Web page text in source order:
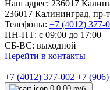
Наш адрес: 236017
236017 Калининград,​ пр-
Телефоны: +7 (4012) 377-
ПН-ПТ: с 09:00 до 17:00
СБ-ВС: выходной
Перейти в контакты
+7 (4012) 377-002 +7